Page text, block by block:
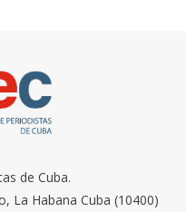
de Cuba.
La Habana Cuba (10400)